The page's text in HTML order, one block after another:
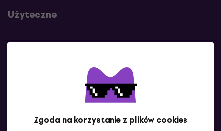
Zgoda na korzystanie z plików cookies
Użyteczne
Skontaktuj się z nami